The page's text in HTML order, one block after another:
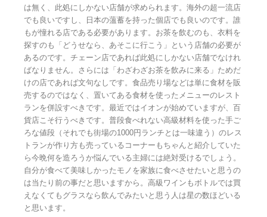
は無く、此処にしかない店舗が求められます。海外の超一流店
でも良いですし、日本の薀蓄を持った個店でも良いのです。誰
もが憧れる店である必要があります。お茶を飲むのも、衣料を
探すのも「どうせなら、あそこに行こう」という店舗の必要が
あるのです。チェーン店であれば此処にしかない店舗でなけれ
ばなりません。さらには「わざわざお茶を飲みに来る」ためだ
けの店であれば文句なしです。食品売り場などは単に食材を販
売するのではなく、置いてある食材を使ったメニューのレスト
ランを併設すべきです。最近ではイオンが始めていますが、百
貨店こそ行うべきです。普段食べれない高級材料を使った手ご
ろな値段（それでも街場の1000円ランチとは一味違う）のレス
トランが作り方も売っているコーナーもちゃんと紹介していた
ら今晩何を造ろうか悩んでいる主婦には絶対受けるでしょう。
自分が食べて美味しかったモノを家族に食べさせたいと思うの
は当たり前の事だと思いますから。高級ワインもボトルでは買
えなくてもグラスなら飲んでみたいと思う人は星の数ほどいる
と思います。